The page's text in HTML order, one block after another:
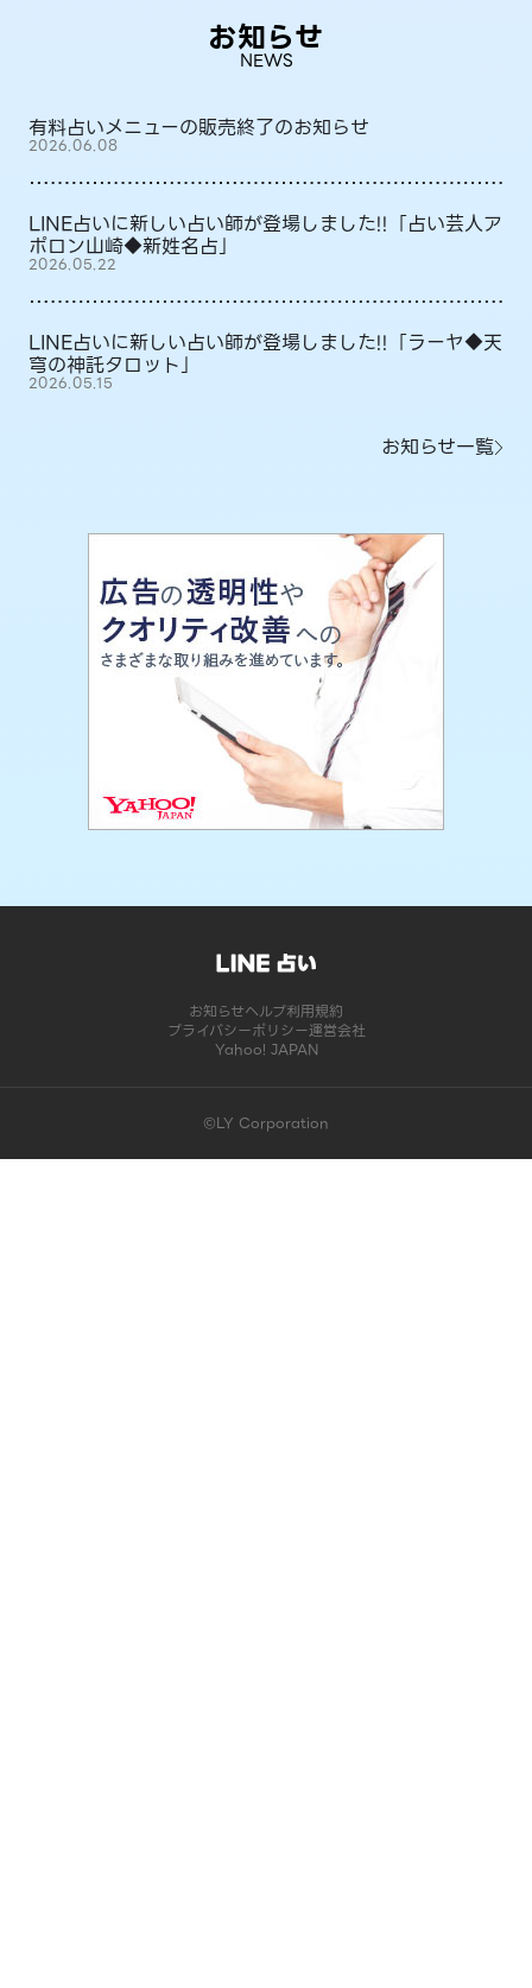
お知らせ
NEWS
有料占いメニューの販売終了のお知らせ
2026.06.08
LINE占いに新しい占い師が登場しました!!「占い芸人ア
ポロン山崎◆新姓名占」
2026.05.22
LINE占いに新しい占い師が登場しました!!「ラーヤ◆天
穹の神託タロット」
2026.05.15
お知らせ一覧
お知らせヘルプ利用規約
プライバシーポリシー運営会社
Yahoo! JAPAN
©LY Corporation
このコンテンツは掲載が終了しました | LINE占い